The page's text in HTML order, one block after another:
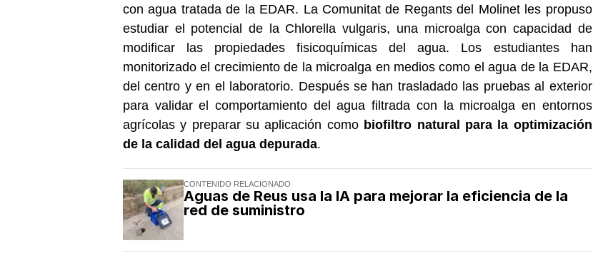
con agua tratada de la EDAR. La Comunitat de Regants del Molinet les propuso
estudiar el potencial de la Chlorella vulgaris, una microalga con capacidad de
modificar las propiedades fisicoquímicas del agua. Los estudiantes han
monitorizado el crecimiento de la microalga en medios como el agua de la EDAR,
del centro y en el laboratorio. Después se han trasladado las pruebas al exterior
para validar el comportamiento del agua filtrada con la microalga en entornos
agrícolas y preparar su aplicación como biofiltro natural para la optimización
de la calidad del agua depurada.
CONTENIDO RELACIONADO
Aguas de Reus usa la IA para mejorar la eficiencia de la
red de suministro